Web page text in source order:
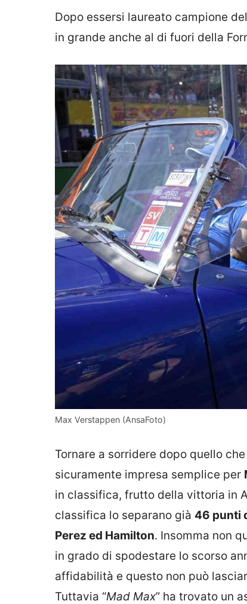
Dopo essersi laureato campione
in grande anche al di fuori della
Max Verstappen (AnsaFoto)
Tornare a sorridere dopo quello
sicuramente impresa semplice per
in classifica, frutto della vittoria in
classifica lo separano già 46 punti
Perez ed Hamilton. Insomma non
in grado di spodestare lo scorso
affidabilità e questo non può
Tuttavia “Mad Max” ha trovato un